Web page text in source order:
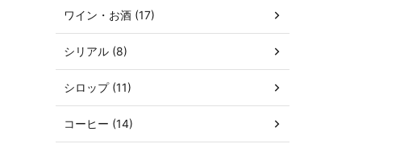
ワイン・お酒 (17)
シリアル (8)
シロップ (11)
コーヒー (14)